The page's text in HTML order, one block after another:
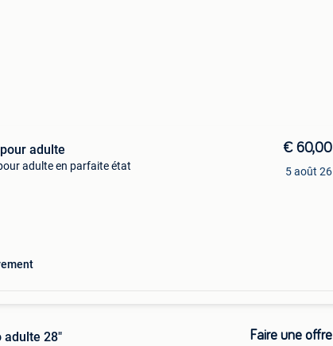
adulte
adulte en parfaite état
€ 60,00
5 août 26
adulte 28" Faire une offre